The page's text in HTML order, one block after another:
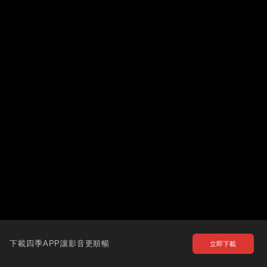
下載四季APP讓影音更順暢 立即下載